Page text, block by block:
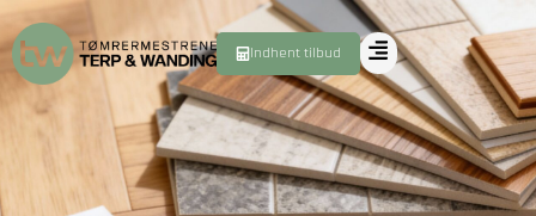
Indhent tilbud